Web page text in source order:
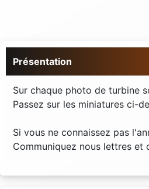
Présentation
Sur chaque photo de turbine
Passez sur les miniatures ci-
Si vous ne connaissez pas
Communiquez nous lettres et